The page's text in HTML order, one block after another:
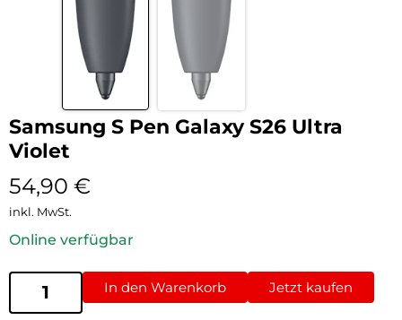
Samsung S Pen Galaxy S26 Ultra
Violet
54,90 €
inkl. MwSt.
Online verfügbar
In den Warenkorb Jetzt kaufen